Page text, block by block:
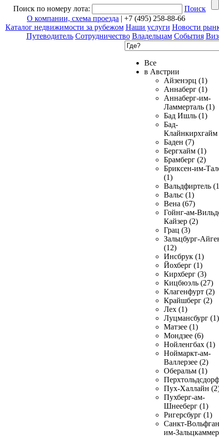
Поиск по номеру лота:
Поиск
О компании, схема проезда | +7 (495) 258-88-66
Каталог недвижимости за рубежом Наши услуги Новости
Путеводитель Сотрудничество Владельцам События
Все
в Австрии
Айзенэрц (1)
Аннаберг (1)
Аннаберг-им-
Ламмерталь (1)
Бад Ишль (1)
Бад-
Клайнкирхгайм
Баден (7)
Бергхайм (1)
Брамберг (2)
Бриксен-им-
(1)
Вальдфиртель
Вальс (1)
Вена (67)
Гойнг-ам-
Кайзер (2)
Грац (3)
Зальцбург-
(12)
Инсбрук (1)
Йохберг (1)
Кирхберг (3)
Кицбюэль (27)
Клагенфурт (2)
Крайшберг (2)
Лех (1)
Луцмансбург (1)
Матзее (1)
Мондзее (6)
Нойленгбах (1)
Ноймаркт-ам-
Валлерзее (2)
Оберальм (1)
Пух-Халлайн
Пухберг-ам-
Шнееберг (1)
Ригерсбург (1)
Санкт-
им-